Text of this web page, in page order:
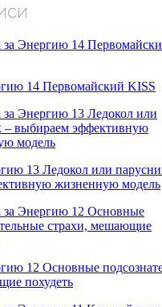
14 Первомайский KISS
13 Ледокол или
жизненную модель
12 Основные
похудеть